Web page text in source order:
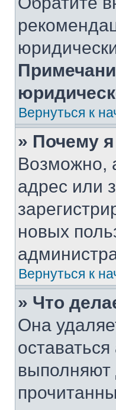
Вернуться к
» Почему
Возможно,
адрес или
новых
Вернуться к
» Что
Она
выполняют